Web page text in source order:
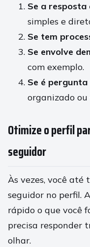
Se a resposta
simples e
Se tem
Se envolve
com exemplo.
Se é
organizado ou
Otimize o perfil
seguidor
Às vezes, você até
seguidor no perfil.
rápido o que você
precisa responder
olhar.